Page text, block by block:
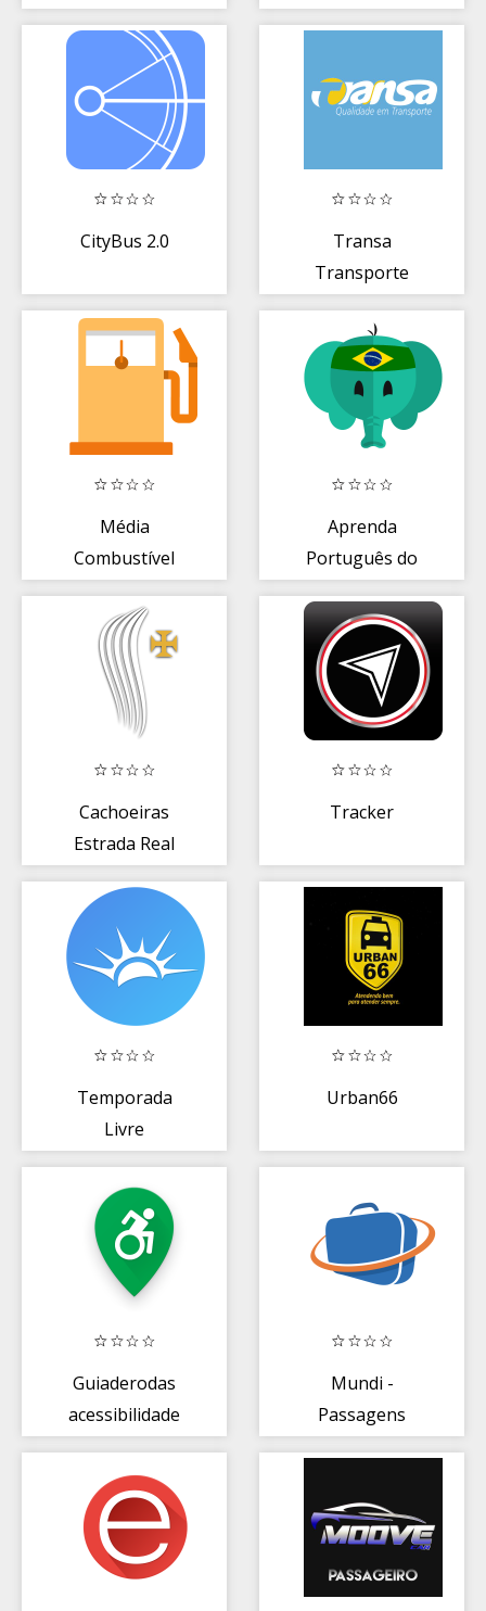
Salvador
CityBus 2.0
Transa
Transporte
Média
Combustível
Aprenda
Português do
Cachoeiras
Estrada Real
Tracker
Temporada
Livre
Urban66
Guiaderodas
acessibilidade
Mundi -
Passagens